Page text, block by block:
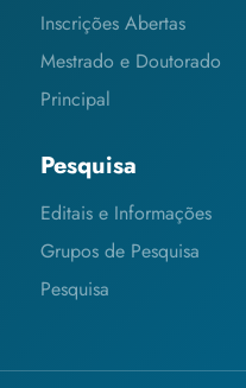
Inscrições Abertas
Mestrado e Doutorado
Principal
Pesquisa
Editais e Informações
Grupos de Pesquisa
Pesquisa